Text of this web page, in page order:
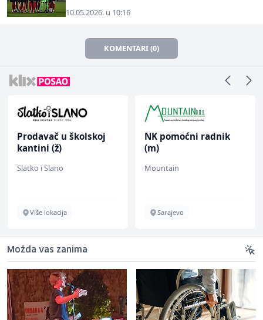
10.05.2026. u 10:16
KOMENTARI (0)
Prodavač u školskoj
kantini (ž)
Slatko i Slano
Više lokacija
NK pomoćni radnik
(m)
Mountain
Sarajevo
Možda vas zanima